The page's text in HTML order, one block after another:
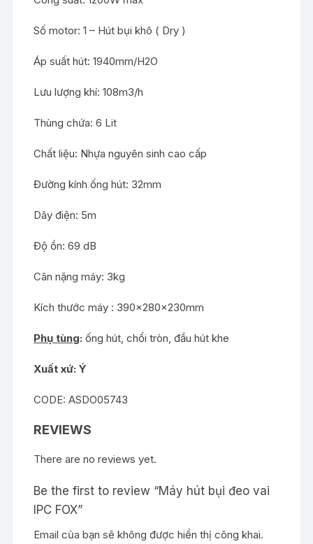
Số motor: 1 – Hút bụi khô ( Dry )
Áp suất hút: 1940mm/H2O
Lưu lượng khí: 108m3/h
Thùng chứa: 6 Lit
Chất liệu: Nhựa nguyên sinh cao cấp
Đường kính ống hút: 32mm
Dây điện: 5m
Độ ồn: 69 dB
Cân nặng máy: 3kg
Kích thước máy : 390x280x230mm
Phụ tùng:ống hút, chổi tròn, đầu hút khe
Xuất xứ: Ý
CODE: ASDO05743
REVIEWS
There are no reviews yet.
Be the first to review “Máy hút bụi đeo vai
IPC FOX”
Email của bạn sẽ không được hiển thị công khai.